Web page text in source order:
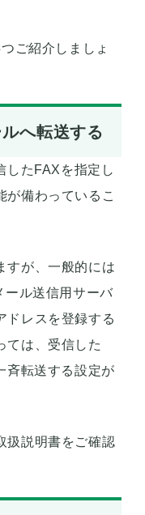
ご紹介しましょ
へ転送する
したFAXを指定し
が備わっているこ
すが、一般的には
ール送信用サーバ
ドレスを登録する
ては、受信した
斉転送する設定が
扱説明書をご確認